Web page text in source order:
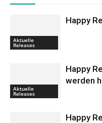
Aktuelle
Releases
Happy
Aktuelle
Releases
Happy
werden
Happy